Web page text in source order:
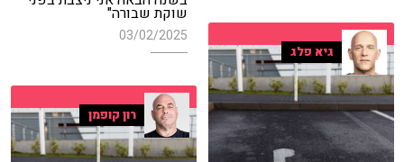
שוקת שבורה"
03/02/2025
גיא פלג
רון קופמן